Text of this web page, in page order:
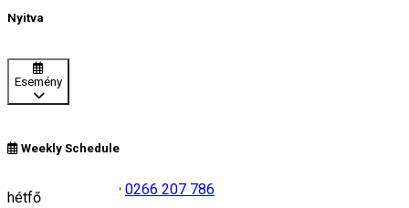
Nyitva
Esemény
Weekly Schedule
hétfő
+40726 686 671 • 0266 207 786